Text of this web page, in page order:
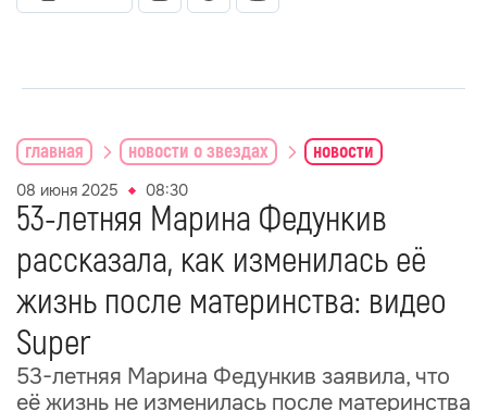
главная новости о звездах новости
08 июня 2025 08:30
53-летняя Марина Федункив
рассказала, как изменилась её
жизнь после материнства: видео
Super
53-летняя Марина Федункив заявила, что
её жизнь не изменилась после материнства